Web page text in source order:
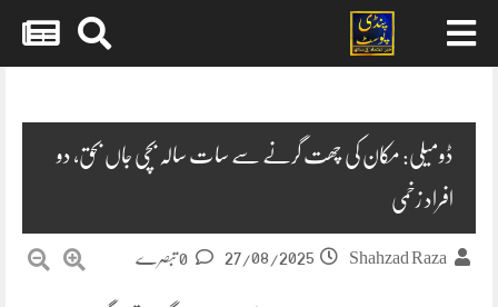
ڈومیلی: مکان کی چھت گرنے سے سات سالہ بچی جاں بحق، دو
افراد زخمی
Shahzad Raza
27/08/2025